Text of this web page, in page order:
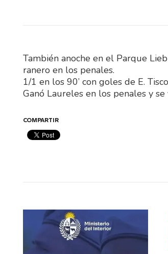
También anoche en el Parque
ranero en los penales.
1/1 en los 90’ con goles de E.
Ganó Laureles en los penales y
COMPARTIR